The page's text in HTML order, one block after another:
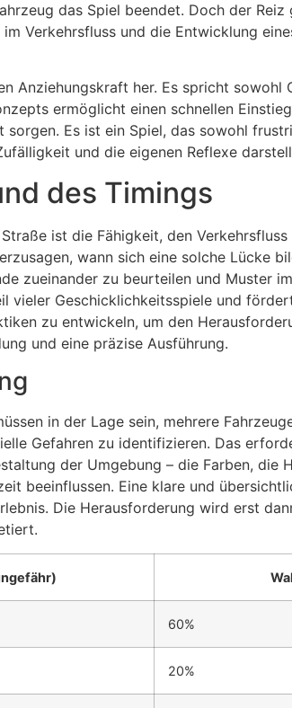
das Spiel beendet. Doch der
Verkehrsfluss und die Entwicklung
Anziehungskraft her. Es spricht sowohl
ermöglicht einen schnellen
Es ist ein Spiel, das sowohl
und die eigenen Reflexe
des Timings
ist die Fähigkeit, den
wann sich eine solche Lücke
zueinander zu beurteilen und Muster
vieler Geschicklichkeitsspiele und
zu entwickeln, um den
und eine präzise Ausführung.
in der Lage sein, mehrere
Gefahren zu identifizieren. Das
der Umgebung – die Farben, die
beeinflussen. Eine klare und
Die Herausforderung wird erst
60%
20%